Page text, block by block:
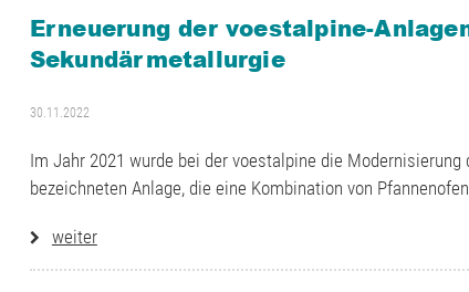
Erneuerung der voestalpine-
Sekundärmetallurgie
30.11.2022
Im Jahr 2021 wurde bei der voestalpine die
bezeichneten Anlage, die eine Kombination von
weiter